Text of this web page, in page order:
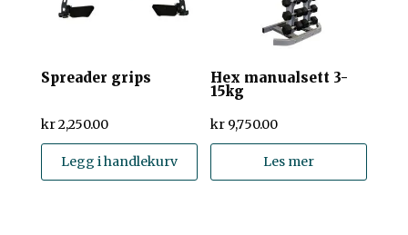
Spreader grips
kr2,250.00
Legg i handlekurv
Hex manualsett 3-
15kg
kr 9,750.00
Les mer